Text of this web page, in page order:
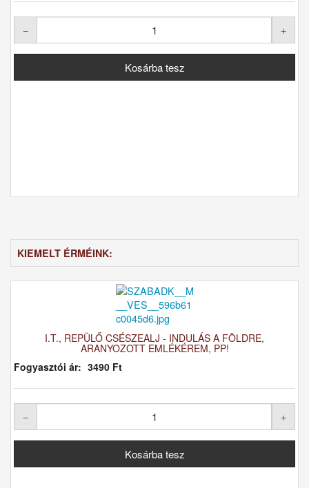
KIEMELT ÉRMÉINK:
I.T., REPÜLŐ CSÉSZEALJ - INDULÁS A FÖLDRE,
ARANYOZOTT EMLÉKÉREM, PP!
Fogyasztói ár: 3490 Ft